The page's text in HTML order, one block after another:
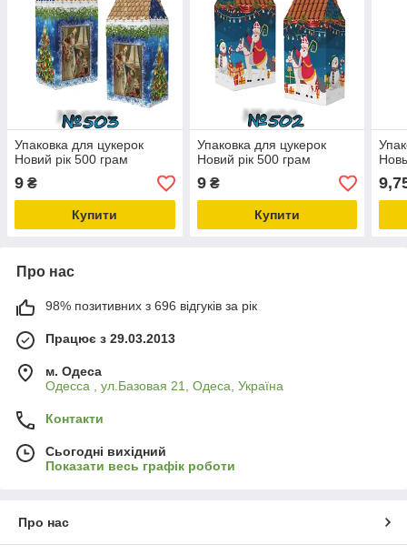
Упаковка для цукерок
Новий рік 500 грам
9 ₴
Купити
Упаковка для цукерок
Новий рік 500 грам
9₴
Купити
Про нас
98% позитивних з 696 відгуків за рік
Працює з 29.03.2013
м. Одеса
Одесса , ул.Базовая 21, Одеса, Україна
Контакти
Сьогодні вихідний
Показати весь графік роботи
Про нас